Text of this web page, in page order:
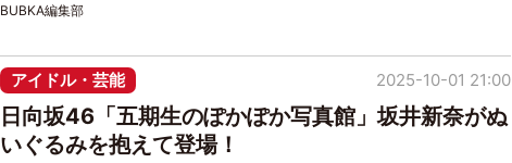
BUBKA編集部
アイドル・芸能
日向坂46「五期生のぽかぽか写真館」坂井新奈がぬ
いぐるみを抱えて登場！
2025-10-01 21:00